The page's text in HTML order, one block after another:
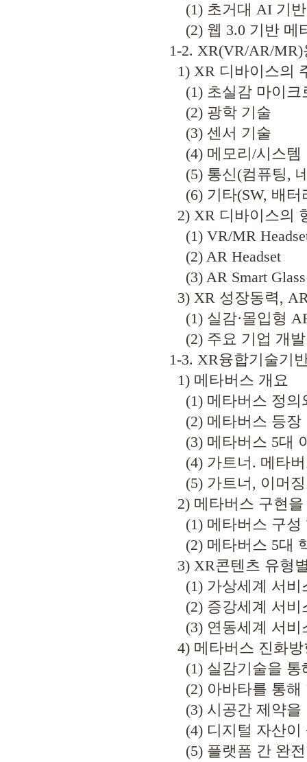
(1) 초거대 AI 기반
(2) 웹 3.0 기반 메
1-2. XR(VR/AR/
1) XR 디바이스의
(1) 초실감 마이크
(2) 광학 기술
(3) 센서 기술
(4) 메모리/시스템
(5) 통신(컴퓨팅,
(6) 기타(SW, 배터
2) XR 디바이스의
(1) VR/MR
(2) AR Headset
(3) AR Smart Glass
3) XR 성장동력,
(1) 실감·몰입형
(2) 주요 기업 개발
1-3. XR융합기술기
1) 메타버스 개요
(1) 메타버스 정의
(2) 메타버스 등장
(3) 메타버스 5대
(4) 가트너. 메타버
(5) 가트너, 이머징
2) 메타버스 구현을
(1) 메타버스 구성
(2) 메타버스 5대
3) XR콘텐츠 유형
(1) 가상세계 서비
(2) 증강세계 서비
(3) 연동세계 서비
4) 메타버스 진화방
(1) 실감기술을 통
(2) 아바타를 통해
(3) 시공간 제약을
(4) 디지털 자산이
(5) 플랫폼 간 완전